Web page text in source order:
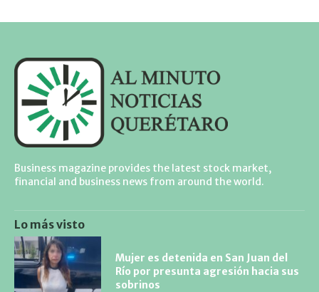
Business magazine provides the latest stock market,
financial and business news from around the world.
Lo más visto
Mujer es detenida en San Juan del
Río por presunta agresión hacia sus
sobrinos